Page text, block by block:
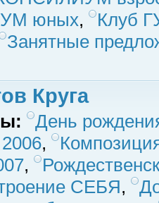
юных,
Клуб
Занятные
Круга
День
,
,
СЕБЯ,